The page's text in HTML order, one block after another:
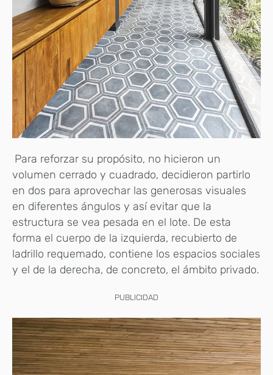
Para reforzar su propósito, no hicieron un
volumen cerrado y cuadrado, decidieron partirlo
en dos para aprovechar las generosas visuales
en diferentes ángulos y así evitar que la
estructura se vea pesada en el lote. De esta
forma el cuerpo de la izquierda, recubierto de
ladrillo requemado, contiene los espacios sociales
y el de la derecha, de concreto, el ámbito privado.
PUBLICIDAD